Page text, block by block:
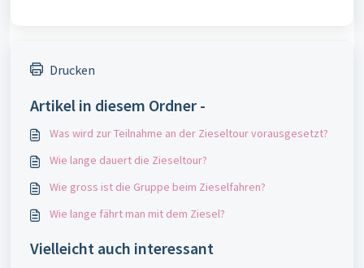
Drucken
Artikel in diesem Ordner -
Was wird zur Teilnahme an der Zieseltour vorausgesetzt?
Wie lange dauert die Zieseltour?
Wie gross ist die Gruppe beim Zieselfahren?
Wie lange fährt man mit dem Ziesel?
Vielleicht auch interessant